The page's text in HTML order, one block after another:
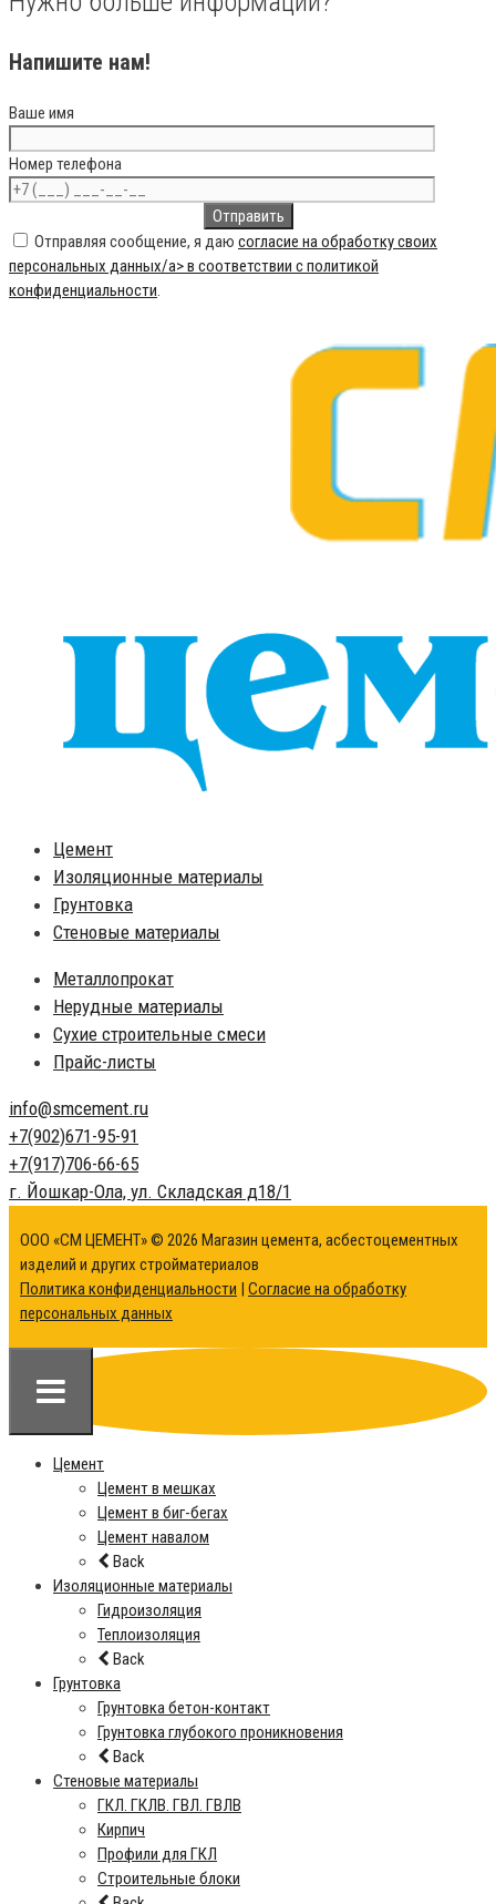
Напишите нам!
Ваше имя
Номер телефона
Отправляя сообщение, я даю согласие на обработку своих
персональных данных/a> в соответствии сполитикой
конфиденциальности.
Цемент
Изоляционные материалы
Грунтовка
Стеновые материалы
Металлопрокат
Нерудные материалы
Сухие строительные смеси
Прайс-листы
info@smcement.ru
+7(902)671-95-91
+7(917)706-66-65
г. Йошкар-Ола, ул. Складская д18/1
ООО «СМ ЦЕМЕНТ» © 2026 Магазин цемента, асбестоцементных
изделий и других стройматериалов
Политика конфиденциальности | Согласие на обработку
персональных данных
Цемент
Цемент в мешках
Цемент в биг-бегах
Цемент навалом
Back
Изоляционные материалы
Гидроизоляция
Теплоизоляция
Back
Грунтовка
Грунтовка бетон-контакт
Грунтовка глубокого проникновения
Back
Стеновые материалы
ГКЛ. ГКЛВ. ГВЛ. ГВЛВ
Кирпич
Профили для ГКЛ
Строительные блоки